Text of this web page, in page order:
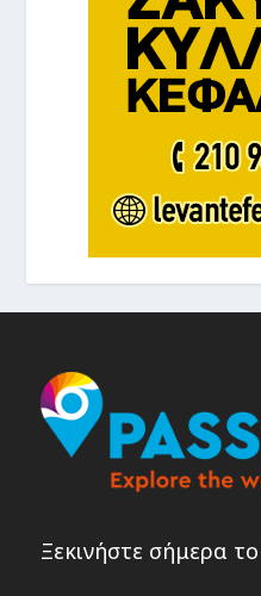
Ξεκινήστε σήμερα